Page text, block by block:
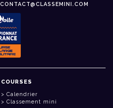
COURSES
Calendrier
Classement mini